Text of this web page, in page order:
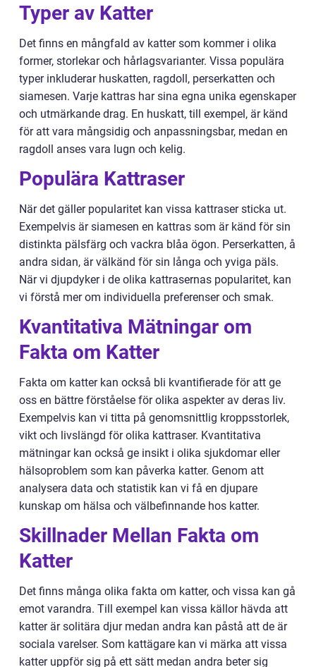
Typer av Katter
Det finns en mångfald av katter som kommer i olika
former, storlekar och hårlagsvarianter. Vissa populära
typer inkluderar huskatten, ragdoll, perserkatten och
siamesen. Varje kattras har sina egna unika egenskaper
och utmärkande drag. En huskatt, till exempel, är känd
för att vara mångsidig och anpassningsbar, medan en
ragdoll anses vara lugn och kelig.
Populära Kattraser
När det gäller popularitet kan vissa kattraser sticka ut.
Exempelvis är siamesen en kattras som är känd för sin
distinkta pälsfärg och vackra blåa ögon. Perserkatten, å
andra sidan, är välkänd för sin långa och yviga päls.
När vi djupdyker i de olika kattrasernas popularitet, kan
vi förstå mer om individuella preferenser och smak.
Kvantitativa Mätningar om
Fakta om Katter
Fakta om katter kan också bli kvantifierade för att ge
oss en bättre förståelse för olika aspekter av deras liv.
Exempelvis kan vi titta på genomsnittlig kroppsstorlek,
vikt och livslängd för olika kattraser. Kvantitativa
mätningar kan också ge insikt i olika sjukdomar eller
hälsoproblem som kan påverka katter. Genom att
analysera data och statistik kan vi få en djupare
kunskap om hälsa och välbefinnande hos katter.
Skillnader Mellan Fakta om
Katter
Det finns många olika fakta om katter, och vissa kan gå
emot varandra. Till exempel kan vissa källor hävda att
katter är solitära djur medan andra kan påstå att de är
sociala varelser. Som kattägare kan vi märka att vissa
katter uppför sig på ett sätt medan andra beter sig